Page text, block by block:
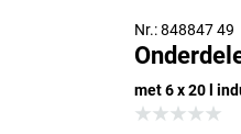
Nr.: 848847 49
met 6 x 20 l